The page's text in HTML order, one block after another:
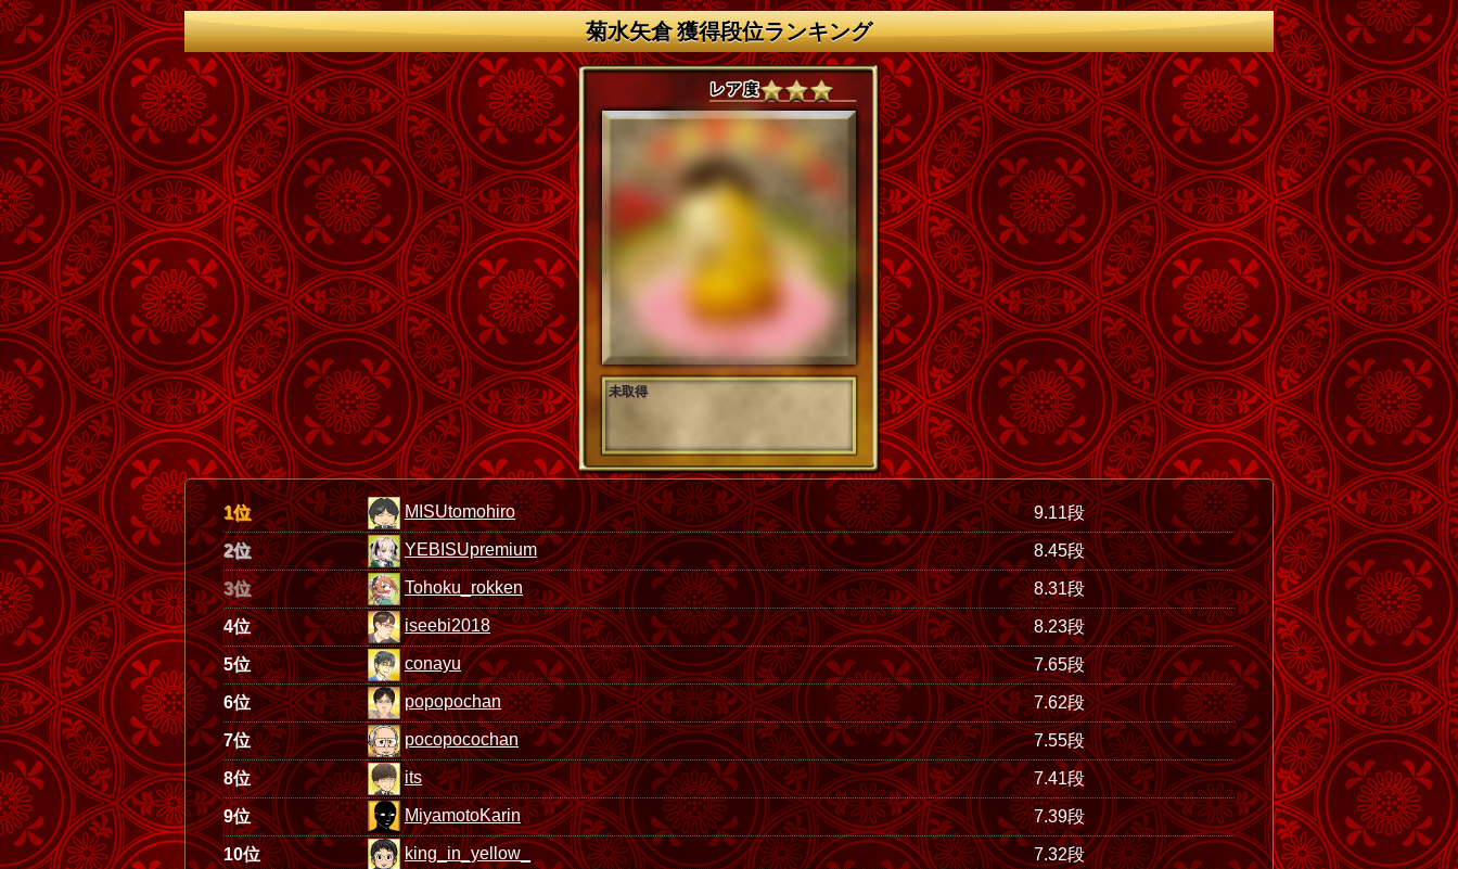
菊水矢倉 獲得段位ランキング
未取得
1位 MISUtomohiro 9.11段
2位 YEBISUpremium 8.45段
3位 Tohoku_rokken 8.31段
4位 iseebi2018 8.23段
5位 conayu 7.65段
6位 popopochan 7.62段
7位 pocopocochan 7.55段
8位 its 7.41段
9位 MiyamotoKarin 7.39段
10位 king_in_yellow_ 7.32段